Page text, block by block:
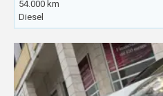
54.000 km
Diesel